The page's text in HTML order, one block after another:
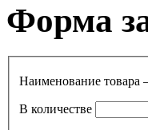
Форма
Наименование товара
В количестве